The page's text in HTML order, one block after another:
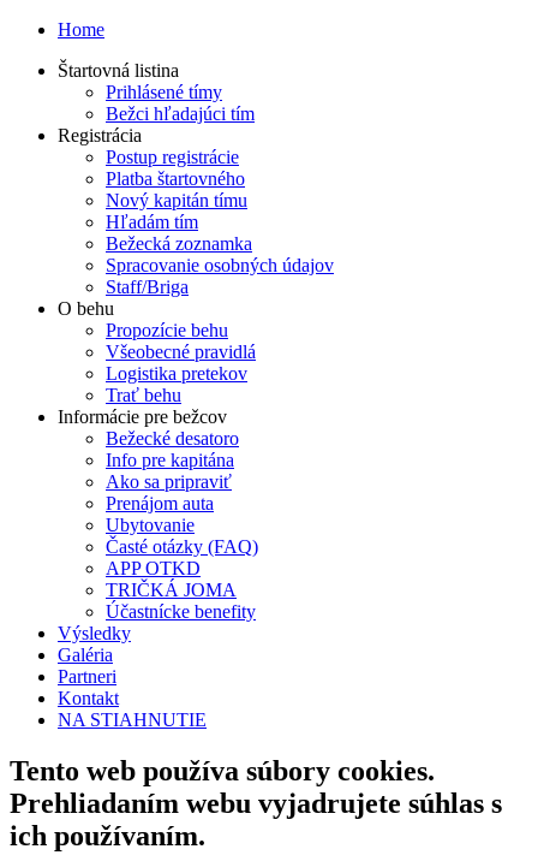
Home
Štartovná listina
Prihlásené tímy
Bežci hľadajúci tím
Registrácia
Postup registrácie
Platba štartovného
Nový kapitán tímu
Hľadám tím
Bežecká zoznamka
Spracovanie osobných údajov
Staff/Briga
O behu
Propozície behu
Všeobecné pravidlá
Logistika pretekov
Trať behu
Informácie pre bežcov
Bežecké desatoro
Info pre kapitána
Ako sa pripraviť
Prenájom auta
Ubytovanie
Časté otázky (FAQ)
APP OTKD
TRIČKÁ JOMA
Účastnícke benefity
Výsledky
Galéria
Partneri
Kontakt
NA STIAHNUTIE
Tento web používa súbory cookies.
Prehliadaním webu vyjadrujete súhlas s
ich používaním.